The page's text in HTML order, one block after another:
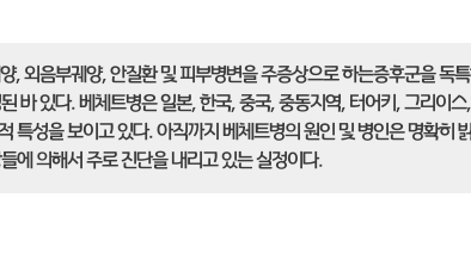
음부궤양, 안질환 및 피부병변을 주증상으로 하는증후군을 독특
바 있다. 베체트병은 일본, 한국, 중국, 중동지역, 터어키, 그리이
특성을 보이고 있다. 아직까지 베체트병의 원인 및 병인은 명확히
에 의해서 주로 진단을 내리고 있는 실정이다.